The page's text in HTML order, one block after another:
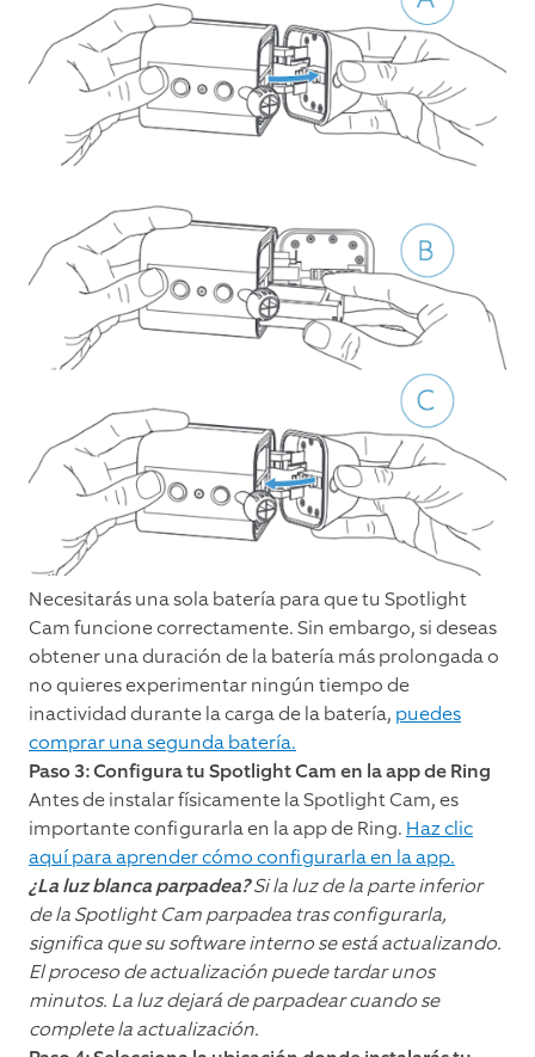
Necesitarás una sola batería para que tu Spotlight
Cam funcione correctamente. Sin embargo, si deseas
obtener una duración de la batería más prolongada o
no quieres experimentar ningún tiempo de
inactividad durante la carga de la batería, puedes
comprar una segunda batería.
Paso 3: Configura tu Spotlight Cam en la app de Ring
Antes de instalar físicamente la Spotlight Cam, es
importante configurarla en la app de Ring. Haz clic
aquí para aprender cómo configurarla en la app.
¿La luz blanca parpadea?Si la luz de la parte inferior
de la Spotlight Cam parpadea tras configurarla,
significa que su software interno se está actualizando.
El proceso de actualización puede tardar unos
minutos. La luz dejará de parpadear cuando se
complete la actualización.